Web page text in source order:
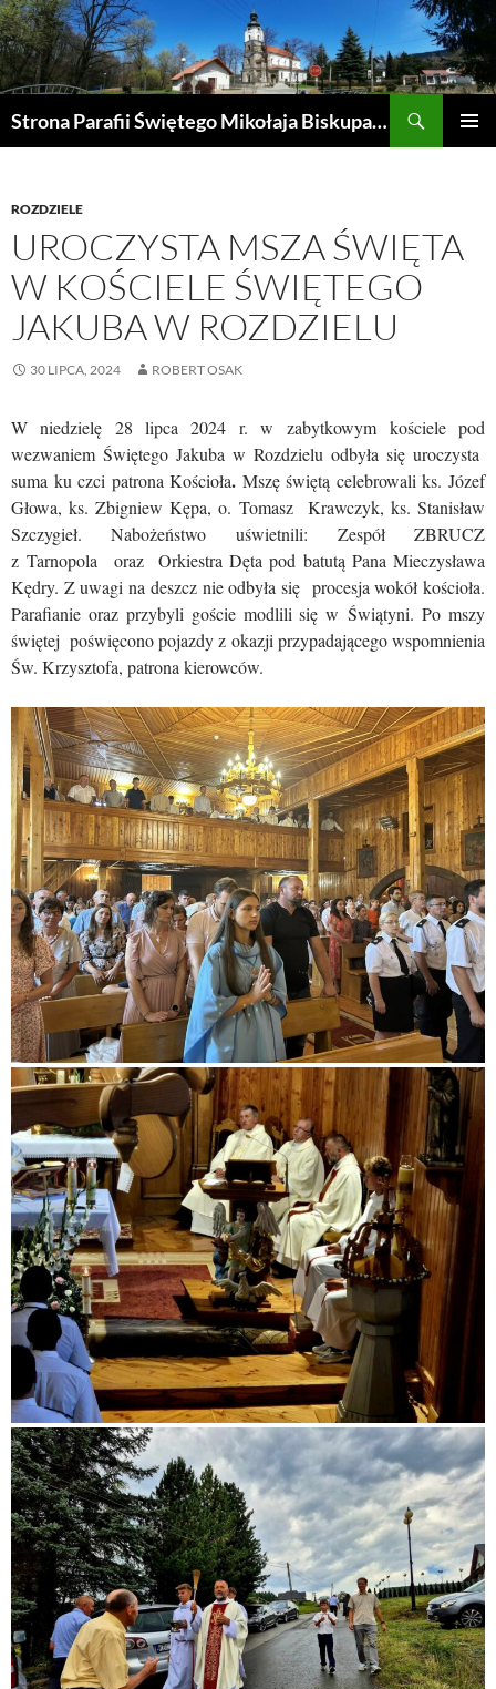
Przejdź
do
treści
Strona Parafii Świętego Mikołaja Biskupa w Żegocinie
ROZDZIELE
UROCZYSTA MSZA ŚWIĘTA
W KOŚCIELE ŚWIĘTEGO
JAKUBA W ROZDZIELU
30 LIPCA, 2024 ROBERT OSAK
W niedzielę 28 lipca 2024 r. w zabytkowym kościele pod
wezwaniem Świętego Jakuba w Rozdzielu odbyła się uroczysta
suma ku czci patrona Kościoła. Mszę świętą celebrowali ks. Józef
Głowa, ks. Zbigniew Kępa, o. Tomasz Krawczyk, ks. Stanisław
Szczygieł. Nabożeństwo uświetnili: Zespół ZBRUCZ
z Tarnopola
oraz Orkiestra Dęta pod batutą Pana Mieczysława
Kędry. Z uwagi na deszcz nie odbyła się procesja wokół kościoła.
Parafianie oraz przybyli goście modlili się w Świątyni. Po mszy
świętej poświęcono pojazdy z okazji przypadającego wspomnienia
Św. Krzysztofa, patrona kierowców.